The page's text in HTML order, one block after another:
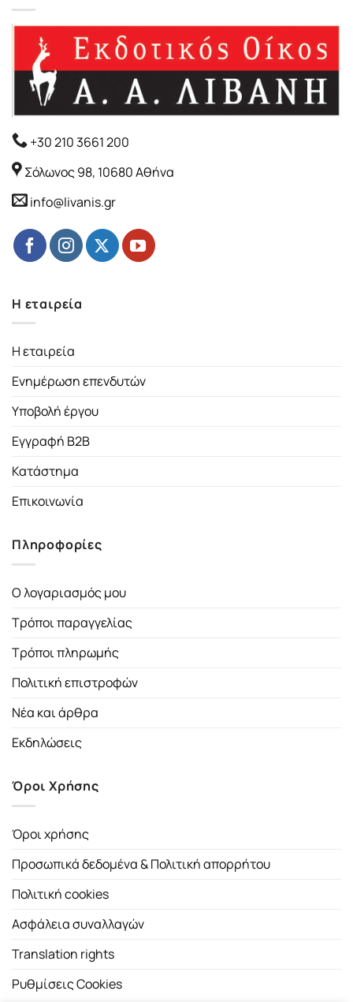
+30 210 3661 200
Σόλωνος 98, 10680 Αθήνα
info@livanis.gr
Η εταιρεία
Η εταιρεία
Ενημέρωση επενδυτών
Υποβολή έργου
Εγγραφή B2B
Κατάστημα
Επικοινωνία
Πληροφορίες
Ο λογαριασμός μου
Τρόποι παραγγελίας
Τρόποι πληρωμής
Πολιτική επιστροφών
Νέα και άρθρα
Εκδηλώσεις
Όροι Χρήσης
Όροι χρήσης
Προσωπικά δεδομένα & Πολιτική απορρήτου
Πολιτική cookies
Ασφάλεια συναλλαγών
Translation rights
Ρυθμίσεις Cookies